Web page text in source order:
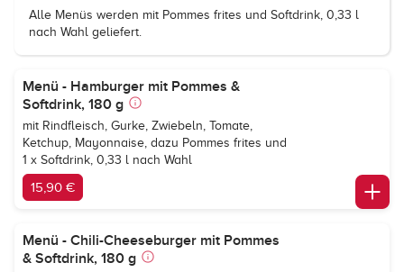
Alle Menüs werden mit Pommes frites und Softdrink, 0,33 l
nach Wahl geliefert.
Menü - Hamburger mit Pommes &
Softdrink, 180 g
mit Rindfleisch, Gurke, Zwiebeln, Tomate,
Ketchup, Mayonnaise, dazu Pommes frites und
1 x Softdrink, 0,33 l nach Wahl
15,90 €
Menü - Chili-Cheeseburger mit Pommes
& Softdrink, 180 g